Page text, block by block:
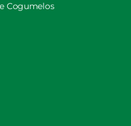
Cogumelos